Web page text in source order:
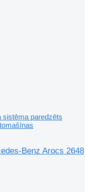
sistēma paredzēts
Benz Arocs 2648